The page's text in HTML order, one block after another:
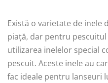
Există o varietate de inele
piață, dar pentru
utilizarea inelelor special
pescuit. Aceste inele au
fac ideale pentru lanseuri